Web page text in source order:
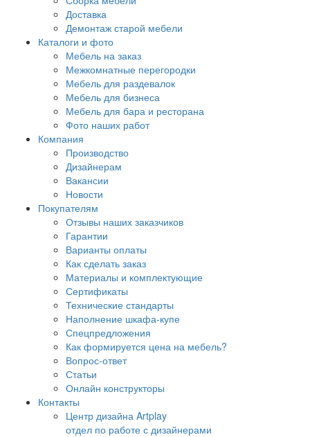
Доставка
Демонтаж старой мебели
Каталоги и фото
Мебель на заказ
Межкомнатные перегородки
Мебель для раздевалок
Мебель для бизнеса
Мебель для бара и ресторана
Фото наших работ
Компания
Производство
Дизайнерам
Вакансии
Новости
Покупателям
Отзывы наших заказчиков
Гарантии
Варианты оплаты
Как сделать заказ
Материалы и комплектующие
Сертификаты
Технические стандарты
Наполнение шкафа-купе
Спецпредложения
Как формируется цена на мебель?
Вопрос-ответ
Статьи
Онлайн конструкторы
Контакты
Центр дизайна Artplay
отдел по работе с дизайнерами